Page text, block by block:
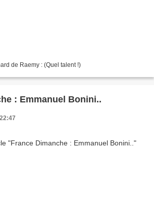
de Raemy : (Quel talent !)
: Emmanuel Bonini..